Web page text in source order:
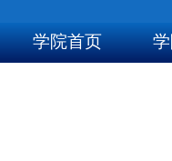
学院首页